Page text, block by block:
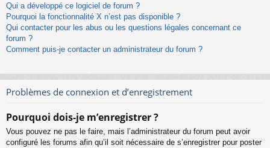
Qui a développé ce logiciel de forum ?
Pourquoi la fonctionnalité X n’est pas disponible ?
Qui contacter pour les abus ou les questions légales concernant ce
forum ?
Comment puis-je contacter un administrateur du forum ?
Problèmes de connexion et d’enregistrement
Pourquoi dois-je m’enregistrer ?
Vous pouvez ne pas le faire, mais l’administrateur du forum peut avoir
configuré les forums afin qu’il soit nécessaire de s’enregistrer pour poster